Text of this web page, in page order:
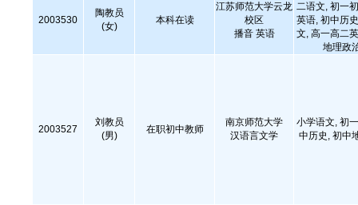
2003530
陶教员
(女)
本科在读
江苏师范大学云龙
校区
播音 英语
二语文, 初一
英语, 初中历
文, 高一高二
地理政
2003527
刘教员
(男)
在职初中教师
南京师范大学
汉语言文学
小学语文, 初
中历史, 初中